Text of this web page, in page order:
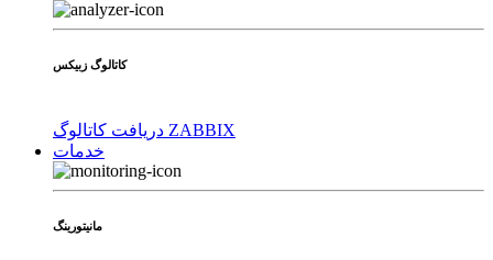
کاتالوگ زبیکس
دریافت کاتالوگ ZABBIX
خدمات
مانیتورینگ